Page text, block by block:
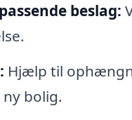
beslag:
Hjælp til
bolig.